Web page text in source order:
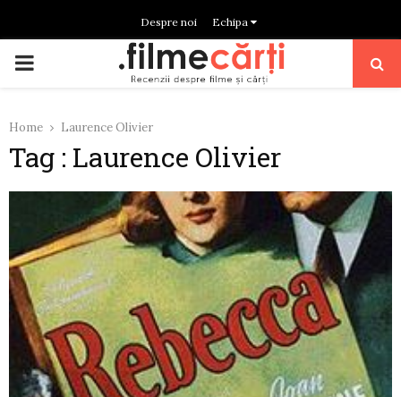
Despre noi Echipa
PRIMARY
Home Laurence Olivier
Tag : Laurence Olivier